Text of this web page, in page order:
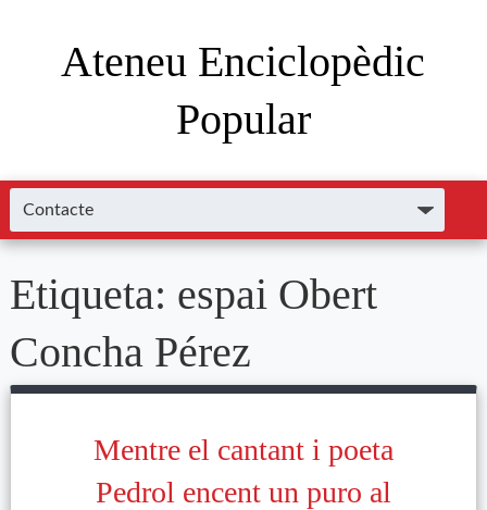
Ateneu Enciclopèdic
Popular
Etiqueta: espai Obert
Concha Pérez
Mentre el cantant i poeta
Pedrol encent un puro al